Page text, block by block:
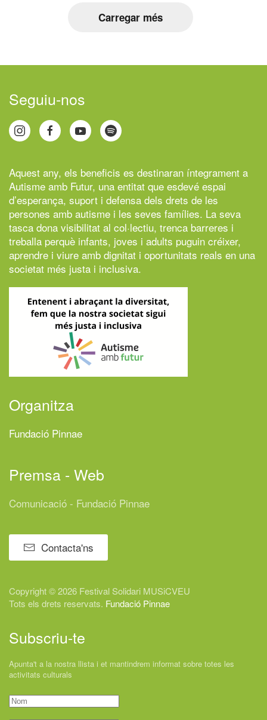
Carregar més
Seguiu-nos
Aquest any, els beneficis es destinaran íntegrament a
Autisme amb Futur, una entitat que esdevé espai
d’esperança, suport i defensa dels drets de les
persones amb autisme i les seves famílies. La seva
tasca dona visibilitat al col·lectiu, trenca barreres i
treballa perquè infants, joves i adults puguin créixer,
aprendre i viure amb dignitat i oportunitats reals en una
societat més justa i inclusiva.
Organitza
Fundació Pinnae
Premsa - Web
Comunicació - Fundació Pinnae
Contacta'ns
Copyright © 2026 Festival Solidari MUSiCVEU
Tots els drets reservats. Fundació Pinnae
Subscriu-te
Apunta't a la nostra llista i et mantindrem informat sobre totes les
activitats culturals